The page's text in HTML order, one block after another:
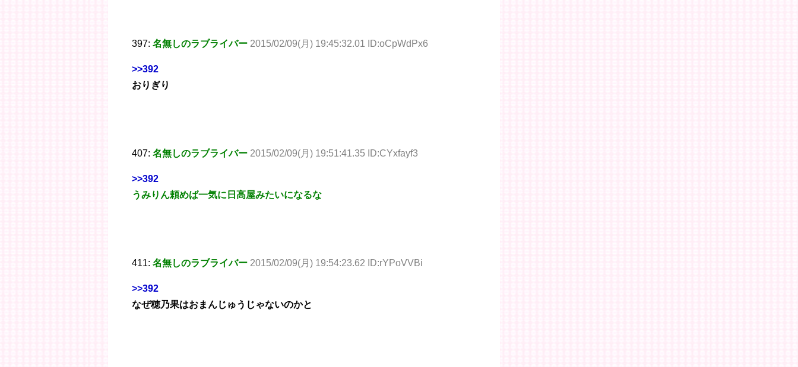
397: 名無しのラブライバー 2015/02/09(月) 19:45:32.01 ID:oCpWdPx6
>>392
おりぎり
407: 名無しのラブライバー 2015/02/09(月) 19:51:41.35 ID:CYxfayf3
>>392
うみりん頼めば一気に日高屋みたいになるな
411: 名無しのラブライバー 2015/02/09(月) 19:54:23.62 ID:rYPoVVBi
>>392
なぜ穂乃果はおまんじゅうじゃないのかと